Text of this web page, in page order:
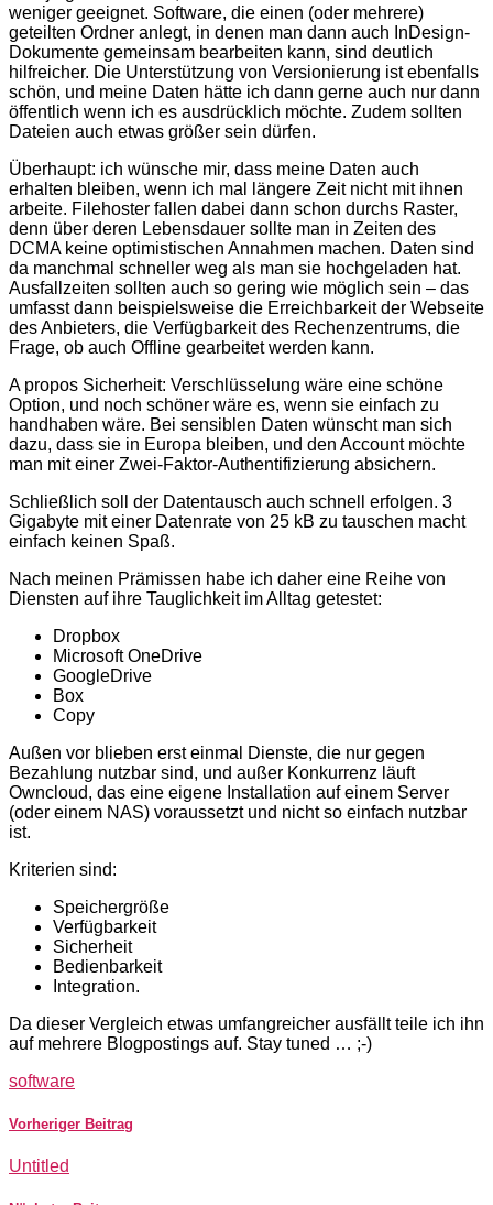
weniger geeignet. Software, die einen (oder mehrere)
geteilten Ordner anlegt, in denen man dann auch InDesign-
Dokumente gemeinsam bearbeiten kann, sind deutlich
hilfreicher. Die Unterstützung von Versionierung ist ebenfalls
schön, und meine Daten hätte ich dann gerne auch nur dann
öffentlich wenn ich es ausdrücklich möchte. Zudem sollten
Dateien auch etwas größer sein dürfen.
Überhaupt: ich wünsche mir, dass meine Daten auch
erhalten bleiben, wenn ich mal längere Zeit nicht mit ihnen
arbeite. Filehoster fallen dabei dann schon durchs Raster,
denn über deren Lebensdauer sollte man in Zeiten des
DCMA keine optimistischen Annahmen machen. Daten sind
da manchmal schneller weg als man sie hochgeladen hat.
Ausfallzeiten sollten auch so gering wie möglich sein – das
umfasst dann beispielsweise die Erreichbarkeit der Webseite
des Anbieters, die Verfügbarkeit des Rechenzentrums, die
Frage, ob auch Offline gearbeitet werden kann.
A propos Sicherheit: Verschlüsselung wäre eine schöne
Option, und noch schöner wäre es, wenn sie einfach zu
handhaben wäre. Bei sensiblen Daten wünscht man sich
dazu, dass sie in Europa bleiben, und den Account möchte
man mit einer Zwei-Faktor-Authentifizierung absichern.
Schließlich soll der Datentausch auch schnell erfolgen. 3
Gigabyte mit einer Datenrate von 25 kB zu tauschen macht
einfach keinen Spaß.
Nach meinen Prämissen habe ich daher eine Reihe von
Diensten auf ihre Tauglichkeit im Alltag getestet:
Dropbox
Microsoft OneDrive
GoogleDrive
Box
Copy
Außen vor blieben erst einmal Dienste, die nur gegen
Bezahlung nutzbar sind, und außer Konkurrenz läuft
Owncloud, das eine eigene Installation auf einem Server
(oder einem NAS) voraussetzt und nicht so einfach nutzbar
ist.
Kriterien sind:
Speichergröße
Verfügbarkeit
Sicherheit
Bedienbarkeit
Integration.
Da dieser Vergleich etwas umfangreicher ausfällt teile ich ihn
auf mehrere Blogpostings auf. Stay tuned … ;-)
software
Vorheriger Beitrag
Untitled